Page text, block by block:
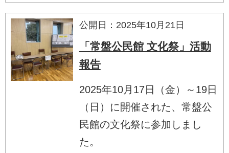
公開日：2025年10月21日
「常盤公民館 文化祭」活動
報告
2025年10月17日（金）～19日
（日）に開催された、常盤公
民館の文化祭に参加しまし
た。